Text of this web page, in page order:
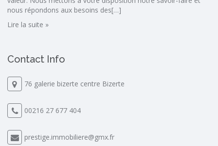
nous répondons aux besoins des[…]
Lire la suite »
Contact Info
76 galerie bizerte centre Bizerte
00216 27 677 404
prestige.immobiliere@gmx.fr